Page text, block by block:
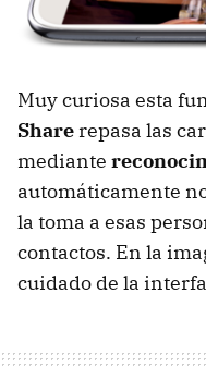
Muy curiosa esta
Share repasa las
mediante
automáticamente
la toma a esas
contactos. En la
cuidado de la